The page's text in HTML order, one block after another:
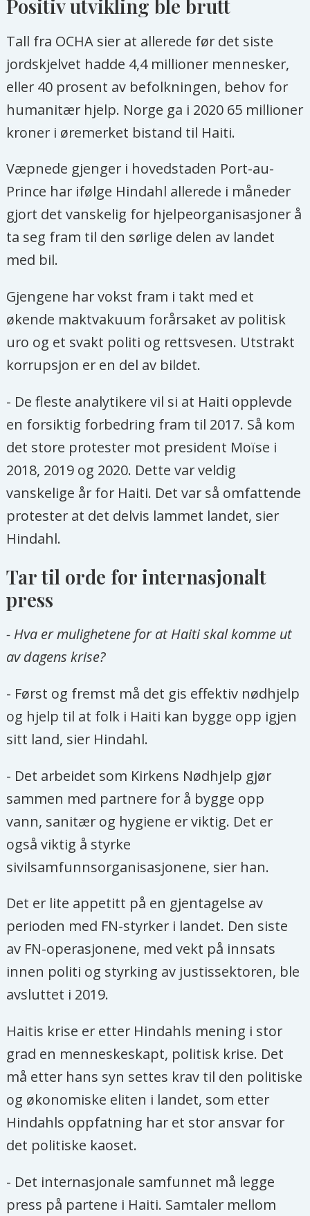
Positiv utvikling ble brutt
Tall fra OCHA sier at allerede før det siste
jordskjelvet hadde 4,4 millioner mennesker,
eller 40 prosent av befolkningen, behov for
humanitær hjelp. Norge ga i 2020 65 millioner
kroner i øremerket bistand til Haiti.
Væpnede gjenger i hovedstaden Port-au-
Prince har ifølge Hindahl allerede i måneder
gjort det vanskelig for hjelpeorganisasjoner å
ta seg fram til den sørlige delen av landet
med bil.
Gjengene har vokst fram i takt med et
økende maktvakuum forårsaket av politisk
uro og et svakt politi og rettsvesen. Utstrakt
korrupsjon er en del av bildet.
- De fleste analytikere vil si at Haiti opplevde
en forsiktig forbedring fram til 2017. Så kom
det store protester mot president Moïse i
2018, 2019 og 2020. Dette var veldig
vanskelige år for Haiti. Det var så omfattende
protester at det delvis lammet landet, sier
Hindahl.
Tar til orde for internasjonalt
press
- Hva er mulighetene for at Haiti skal komme ut
av dagens krise?
- Først og fremst må det gis effektiv nødhjelp
og hjelp til at folk i Haiti kan bygge opp igjen
sitt land, sier Hindahl.
- Det arbeidet som Kirkens Nødhjelp gjør
sammen med partnere for å bygge opp
vann, sanitær og hygiene er viktig. Det er
også viktig å styrke
sivilsamfunnsorganisasjonene, sier han.
Det er lite appetitt på en gjentagelse av
perioden med FN-styrker i landet. Den siste
av FN-operasjonene, med vekt på innsats
innen politi og styrking av justissektoren, ble
avsluttet i 2019.
Haitis krise er etter Hindahls mening i stor
grad en menneskeskapt, politisk krise. Det
må etter hans syn settes krav til den politiske
og økonomiske eliten i landet, som etter
Hindahls oppfatning har et stor ansvar for
det politiske kaoset.
- Det internasjonale samfunnet må legge
press på partene i Haiti. Samtaler mellom